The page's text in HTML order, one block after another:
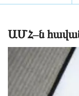
ԱՄՀ–ն